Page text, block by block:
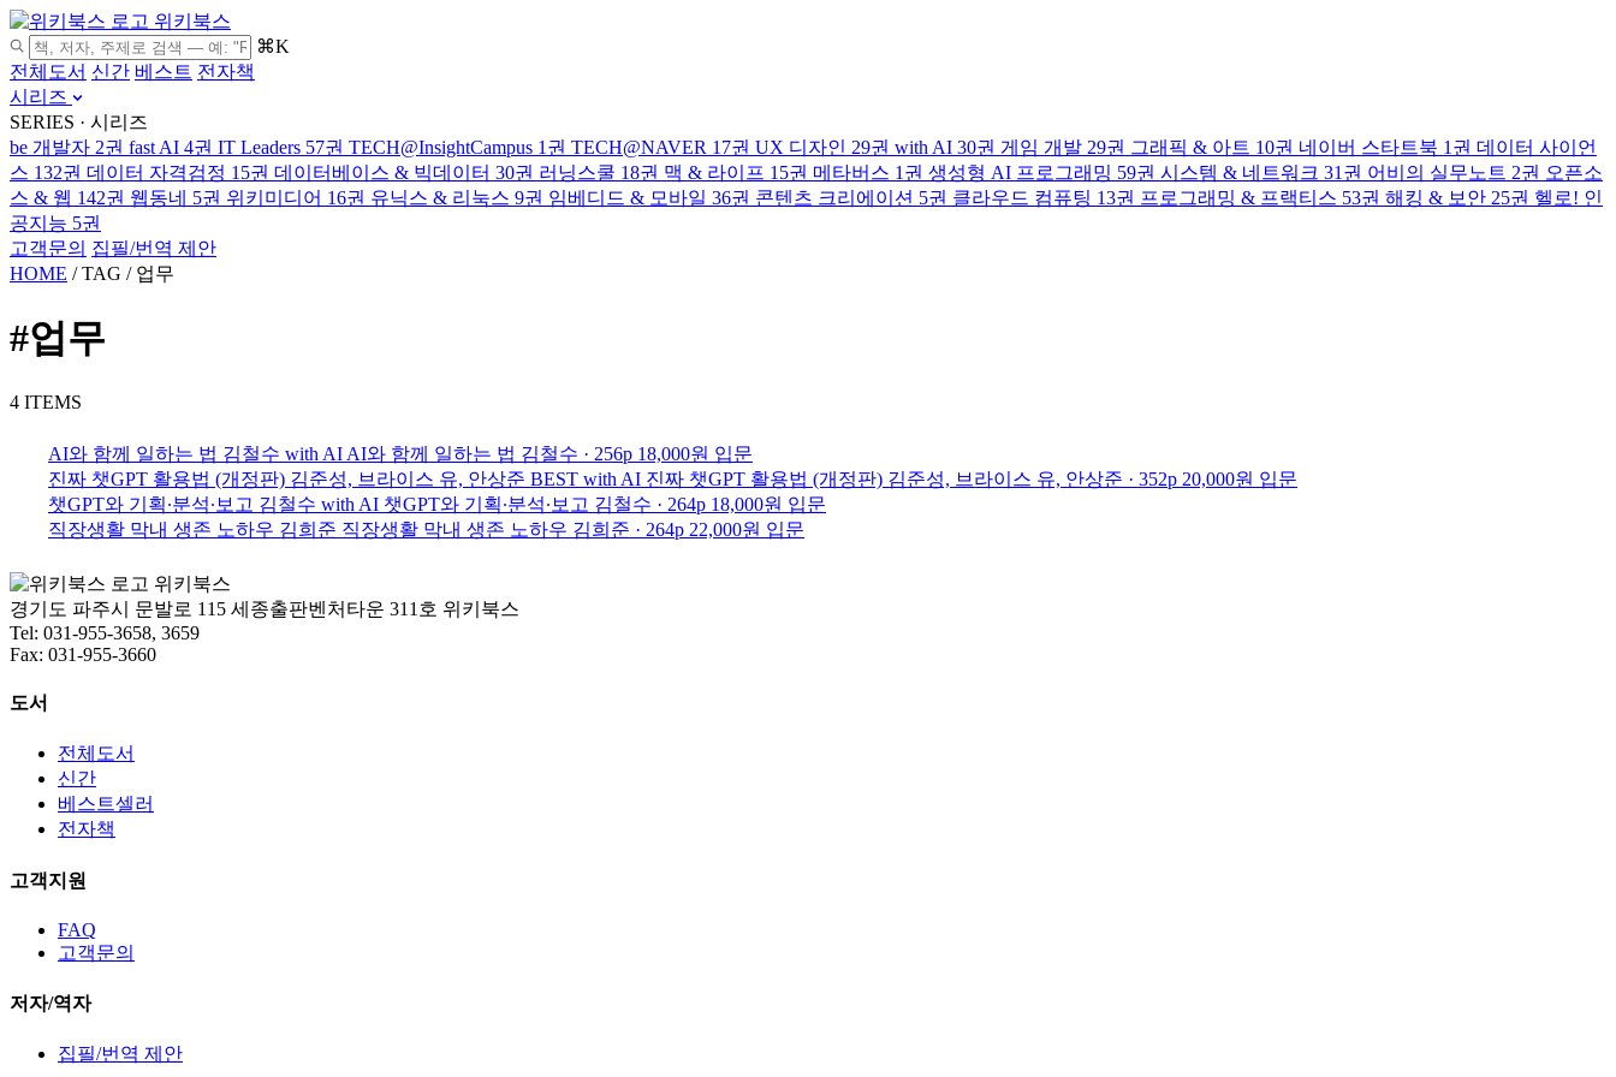
위키북스
⌘K
전체도서 신간 베스트 전자책
시리즈
SERIES · 시리즈
be 개발자 2권 fast AI 4권 IT Leaders 57권 TECH@InsightCampus 1권 TECH@NAVER 17권 UX 디자인 29권 with AI 30권 게임 개발 29권 그래픽 & 아트 10권 네이버 스타트북 1권 데이터 사이언
스 132권 데이터 자격검정 15권 데이터베이스 & 빅데이터 30권 러닝스쿨 18권 맥 & 라이프 15권 메타버스 1권 생성형 AI 프로그래밍 59권 시스템 & 네트워크 31권 어비의 실무노트 2권 오픈소
스 & 웹 142권 웹동네 5권 위키미디어 16권 유닉스 & 리눅스 9권 임베디드 & 모바일 36권 콘텐츠 크리에이션 5권 클라우드 컴퓨팅 13권 프로그래밍 & 프랙티스 53권 해킹 & 보안 25권 헬로! 인
공지능 5권
고객문의 집필/번역 제안
HOME / TAG / 업무
#업무
4 ITEMS
AI와 함께 일하는 법 김철수 with AI AI와 함께 일하는 법 김철수 · 256p 18,000원 입문
진짜 챗GPT 활용법 (개정판) 김준성, 브라이스 유, 안상준 BEST with AI 진짜 챗GPT 활용법 (개정판) 김준성, 브라이스 유, 안상준 · 352p 20,000원 입문
챗GPT와 기획∙분석∙보고 김철수 with AI 챗GPT와 기획∙분석∙보고 김철수 · 264p 18,000원 입문
직장생활 막내 생존 노하우 김희준 직장생활 막내 생존 노하우 김희준 · 264p 22,000원 입문
위키북스
경기도 파주시 문발로 115 세종출판벤처타운 311호 위키북스
Tel: 031-955-3658, 3659
Fax: 031-955-3660
도서
전체도서
신간
베스트셀러
전자책
고객지원
FAQ
고객문의
저자/역자
집필/번역 제안